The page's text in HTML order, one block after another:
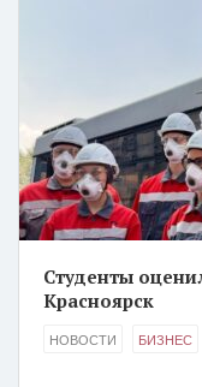
Студенты
Красноярск
НОВОСТИ БИЗНЕС